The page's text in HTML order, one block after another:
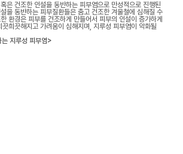
은 건조한 인설을 동반하는 피부염으로 만성적으로 진행된
을 동반하는 피부질환들은 춤고 건조한 겨울철에 심해질 수
환경은 피부를 건조하게 만들어서 피부의 인설이 증가하게
희끗해지고 가려움이 심해지며, 지루성 피부염이 악화될
지루성 피부염>